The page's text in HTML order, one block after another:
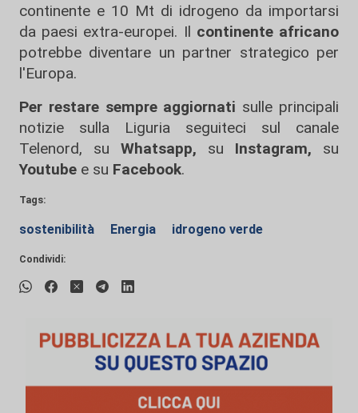
continente e 10 Mt di idrogeno da importarsi
da paesi extra-europei. Il continente africano
potrebbe diventare un partner strategico per
l'Europa.
Per restare sempre aggiornati sulle principali
notizie sulla Liguria seguiteci sul canale
Telenord, su
Whatsapp, su Instagram, su
Youtube e su Facebook.
Tags:
sostenibilità Energia idrogeno verde
Condividi: